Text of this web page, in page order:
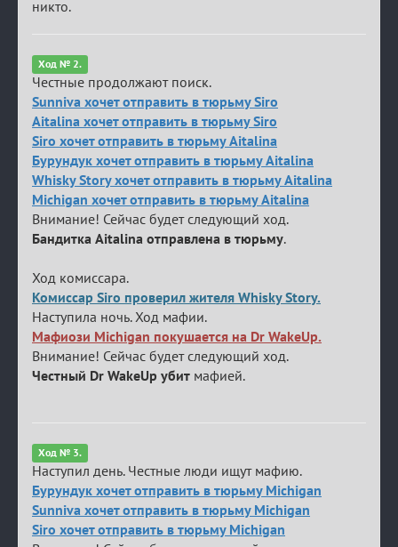
никто.
Ход № 2.
Честные продолжают поиск.
Sunniva хочет отправить в тюрьму Siro
Aitalina хочет отправить в тюрьму Siro
Siro хочет отправить в тюрьму Aitalina
Бурундук хочет отправить в тюрьму Aitalina
Whisky Story хочет отправить в тюрьму Aitalina
Michigan хочет отправить в тюрьму Aitalina
Внимание! Сейчас будет следующий ход.
Бандитка Aitalina отправлена в тюрьму.
Ход комиссара.
Комиссар Siro проверил жителя Whisky Story.
Наступила ночь. Ход мафии.
Мафиози Michigan покушается на Dr WakeUp.
Внимание! Сейчас будет следующий ход.
Честный Dr WakeUp убит мафией.
Ход № 3.
Наступил день. Честные люди ищут мафию.
Бурундук хочет отправить в тюрьму Michigan
Sunniva хочет отправить в тюрьму Michigan
Siro хочет отправить в тюрьму Michigan